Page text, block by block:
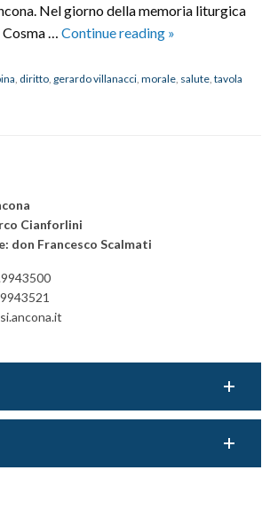
Nel giorno della memoria liturgica
… Continue reading “Diritto
morale”:
»
diritto gerardo villanacci morale salute tavola
Cianforlini
don Francesco Scalmati